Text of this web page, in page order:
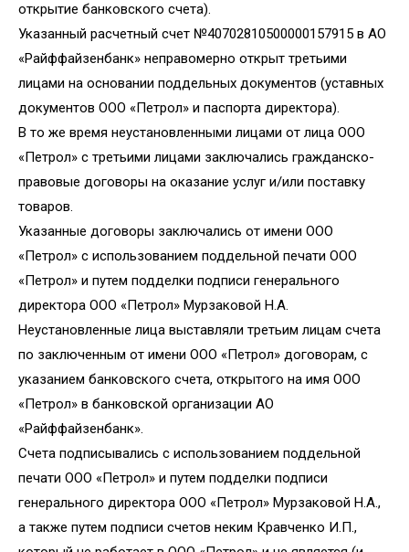
открытие банковского счета).
Указанный расчетный счет №40702810500000157915 в АО
«Райффайзенбанк» неправомерно открыт третьими
лицами на основании поддельных документов (уставных
документов ООО «Петрол» и паспорта директора).
В то же время неустановленными лицами от лица ООО
«Петрол» с третьими лицами заключались гражданско-
правовые договоры на оказание услуг и/или поставку
товаров.
Указанные договоры заключались от имени ООО
«Петрол» с использованием поддельной печати ООО
«Петрол» и путем подделки подписи генерального
директора ООО «Петрол» Мурзаковой Н.А.
Неустановленные лица выставляли третьим лицам счета
по заключенным от имени ООО «Петрол» договорам, с
указанием банковского счета, открытого на имя ООО
«Петрол» в банковской организации АО
«Райффайзенбанк».
Счета подписывались с использованием поддельной
печати ООО «Петрол» и путем подделки подписи
генерального директора ООО «Петрол» Мурзаковой Н.А.,
а также путем подписи счетов неким Кравченко И.П.,